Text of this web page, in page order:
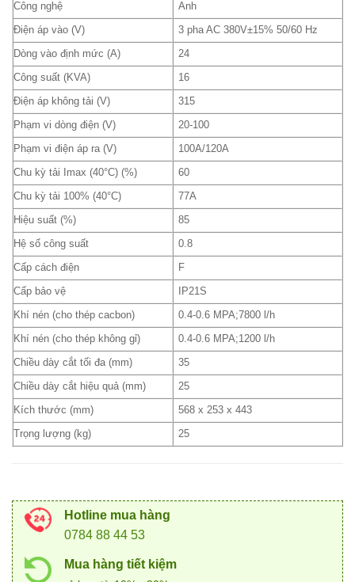
Công nghệ
Anh
Điện áp vào (V)
3 pha AC 380V±15% 50/60 Hz
Dòng vào định mức (A)
24
Công suất (KVA)
16
Điện áp không tải (V)
315
Phạm vi dòng điện (V)
20-100
Phạm vi điện áp ra (V)
100A/120A
Chu kỳ tải Imax (40°C) (%)
60
Chu kỳ tải 100% (40°C)
77A
Hiệu suất (%)
85
Hệ số công suất
0.8
Cấp cách điện
F
Cấp bảo vệ
IP21S
Khí nén (cho thép cacbon)
0.4-0.6 MPA;7800 l/h
Khí nén (cho thép không gỉ)
0.4-0.6 MPA;1200 l/h
Chiều dày cắt tối đa (mm)
35
Chiều dày cắt hiệu quả (mm)
25
Kích thước (mm)
568 x 253 x 443
Trọng lượng (kg)
25
Hotline mua hàng
0784 88 44 53
Mua hàng tiết kiệm